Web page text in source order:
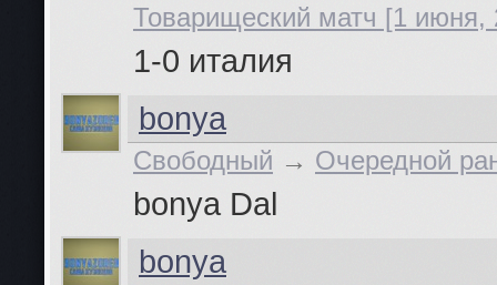
Товарищеский матч [1 июня,
1-0 италия
bonya
Свободный → Очередной
bonya Dal
bonya